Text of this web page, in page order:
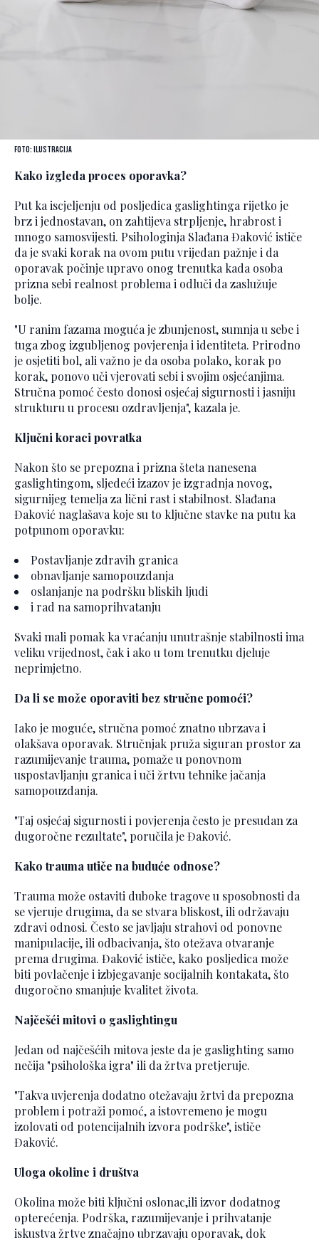
Foto: Ilustracija
Kako izgleda proces oporavka?
Put ka iscjeljenju od posljedica gaslightinga rijetko je
brz i jednostavan, on zahtijeva strpljenje, hrabrost i
mnogo samosvijesti. Psihologinja Slađana Đaković ističe
da je svaki korak na ovom putu vrijedan pažnje i da
oporavak počinje upravo onog trenutka kada osoba
prizna sebi realnost problema i odluči da zaslužuje
bolje.
"U ranim fazama moguća je zbunjenost, sumnja u sebe i
tuga zbog izgubljenog povjerenja i identiteta. Prirodno
je osjetiti bol, ali važno je da osoba polako, korak po
korak, ponovo uči vjerovati sebi i svojim osjećanjima.
Stručna pomoć često donosi osjećaj sigurnosti i jasniju
strukturu u procesu ozdravljenja", kazala je.
Ključni koraci povratka
Nakon što se prepozna i prizna šteta nanesena
gaslightingom, sljedeći izazov je izgradnja novog,
sigurnijeg temelja za lični rast i stabilnost. Slađana
Đaković naglašava koje su to ključne stavke na putu ka
potpunom oporavku:
Postavljanje zdravih granica
obnavljanje samopouzdanja
oslanjanje na podršku bliskih ljudi
i rad na samoprihvatanju
Svaki mali pomak ka vraćanju unutrašnje stabilnosti ima
veliku vrijednost, čak i ako u tom trenutku djeluje
neprimjetno.
Da li se može oporaviti bez stručne pomoći?
Iako je moguće, stručna pomoć znatno ubrzava i
olakšava oporavak. Stručnjak pruža siguran prostor za
razumijevanje trauma, pomaže u ponovnom
uspostavljanju granica i uči žrtvu tehnike jačanja
samopouzdanja.
"Taj osjećaj sigurnosti i povjerenja često je presudan za
dugoročne rezultate", poručila je Đaković.
Kako trauma utiče na buduće odnose?
Trauma može ostaviti duboke tragove u sposobnosti da
se vjeruje drugima, da se stvara bliskost, ili održavaju
zdravi odnosi. Često se javljaju strahovi od ponovne
manipulacije, ili odbacivanja, što otežava otvaranje
prema drugima. Đaković ističe, kako posljedica može
biti povlačenje i izbjegavanje socijalnih kontakata, što
dugoročno smanjuje kvalitet života.
Najčešći mitovi o gaslightingu
Jedan od najčešćih mitova jeste da je gaslighting samo
nečija "psihološka igra" ili da žrtva pretjeruje.
"Takva uvjerenja dodatno otežavaju žrtvi da prepozna
problem i potraži pomoć, a istovremeno je mogu
izolovati od potencijalnih izvora podrške", ističe
Đaković.
Uloga okoline i društva
Okolina može biti ključni oslonac,ili izvor dodatnog
opterećenja. Podrška, razumijevanje i prihvatanje
iskustva žrtve značajno ubrzavaju oporavak, dok